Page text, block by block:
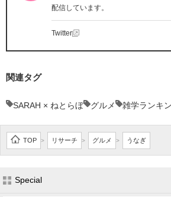
配信しています。
Twitter
関連タグ
SARAH × ねとらぼ グルメ 雑学ランキ
TOP > リサーチ > グルメ > うなぎ
Special